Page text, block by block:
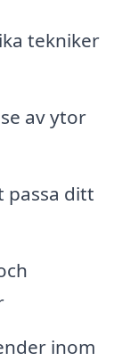
tekniker
av ytor
passa ditt
inom